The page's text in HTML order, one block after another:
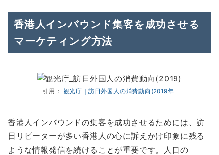
香港人インバウンド集客を成功させる
マーケティング方法
引用： 観光庁｜訪日外国人の消費動向(2019年)
香港人インバウンドの集客を成功させるためには、訪
日リピーターが多い香港人の心に訴えかけ印象に残る
ような情報発信を続けることが重要です。人口の